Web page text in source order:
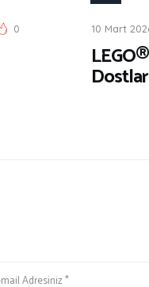
0
e
r
10 Mart